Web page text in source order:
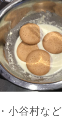
小谷村など